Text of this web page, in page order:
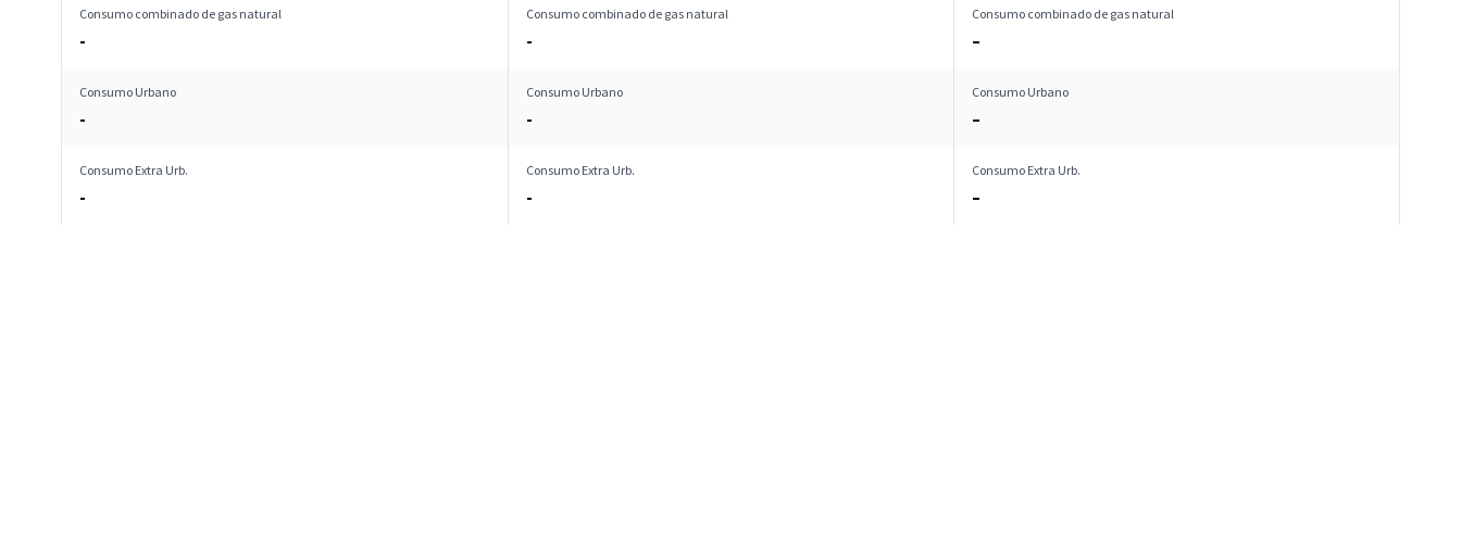
Consumo combinado de gas natural
-
Consumo combinado de gas natural
-
Consumo combinado de gas natural
–
Consumo Urbano
-
Consumo Urbano
-
Consumo Urbano
–
Consumo Extra Urb.
-
Consumo Extra Urb.
-
Consumo Extra Urb.
–